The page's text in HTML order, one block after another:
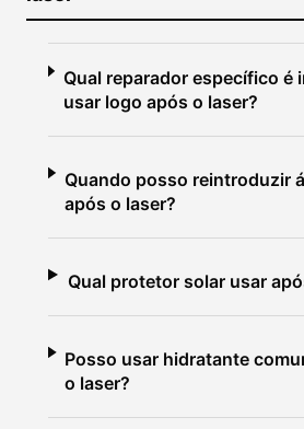
Qual reparador específico é
usar logo após o laser?
Quando posso reintroduzir
após o laser?
Qual protetor solar usar
Posso usar hidratante
o laser?